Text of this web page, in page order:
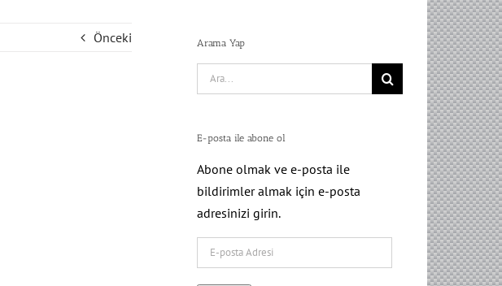
Önceki Arama Yap
Search
for:
E-posta ile abone ol
Abone olmak ve e-posta ile
bildirimler almak için e-posta
adresinizi girin.
posta